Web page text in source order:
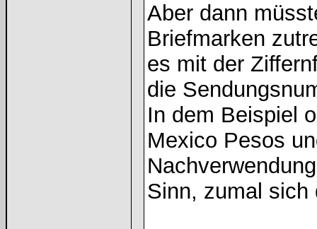
Aber dann
Briefmarken
es mit der
die
In dem Beispiel
Mexico Pesos
Sinn, zumal